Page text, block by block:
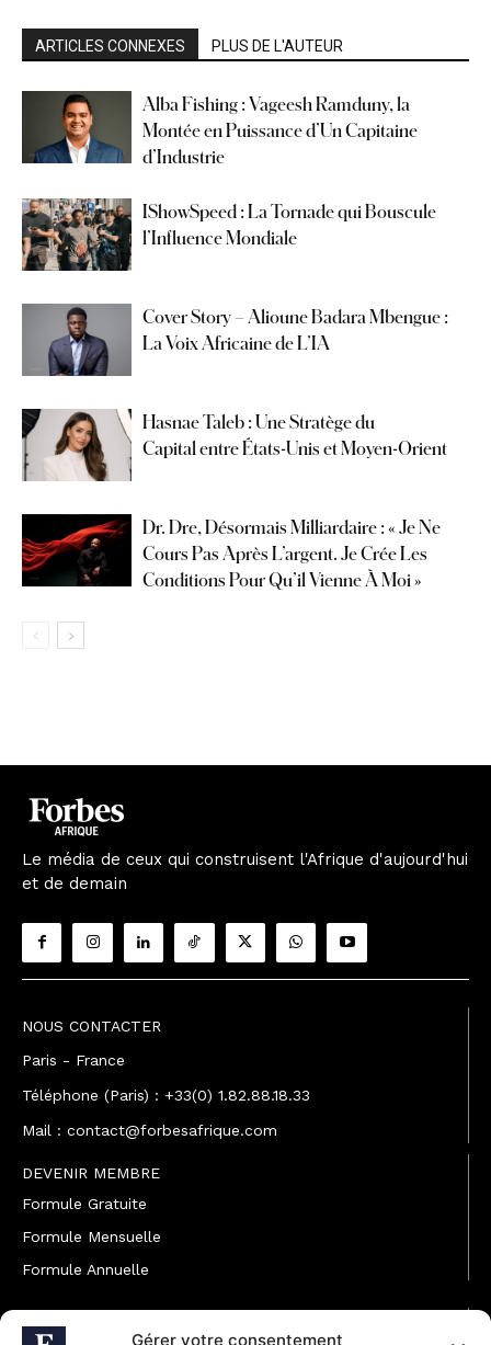
Gérer votre consentement
ARTICLES CONNEXES PLUS DE L'AUTEUR
Alba Fishing : Vageesh Ramduny, la
Montée en Puissance d’Un Capitaine
d’Industrie
IShowSpeed : La Tornade qui Bouscule
l’Influence Mondiale
Cover Story – Alioune Badara Mbengue :
La Voix Africaine de L’IA
Hasnae Taleb : Une Stratège du
Capital entre États-Unis et Moyen-Orient
Dr. Dre, Désormais Milliardaire : « Je Ne
Cours Pas Après L’argent. Je Crée Les
Conditions Pour Qu’il Vienne À Moi »
Le média de ceux qui construisent l'Afrique d'aujourd'hui
et de demain
NOUS CONTACTER
Paris - France
Téléphone (Paris) : +33(0) 1.82.88.18.33
Mail : contact@forbesafrique.com
DEVENIR MEMBRE
Formule Gratuite
Formule Mensuelle
Formule Annuelle
JOINDRE L'ÉQUIPE